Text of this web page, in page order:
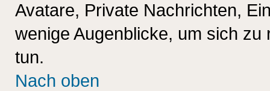
Avatare, Private Nachrichten,
wenige Augenblicke, um sich
tun.
Nach oben